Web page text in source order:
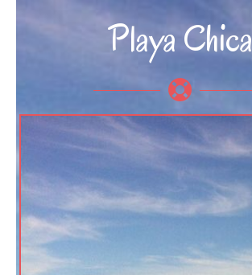
Playa Chica